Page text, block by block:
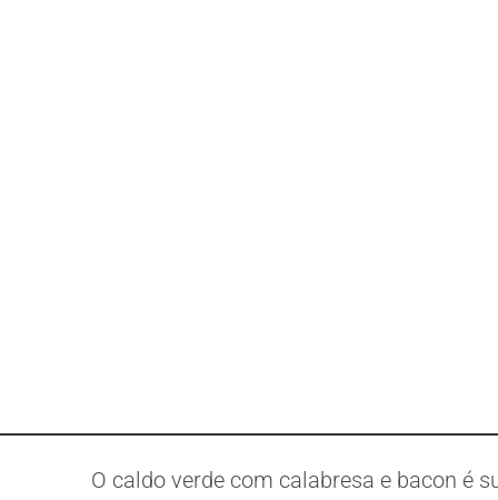
O caldo verde com calabresa e bacon é